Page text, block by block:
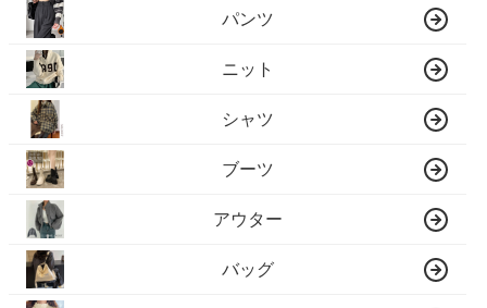
パンツ
ニット
シャツ
ブーツ
アウター
バッグ